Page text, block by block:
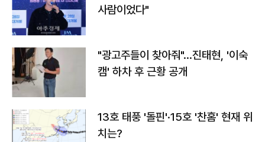
사람이었다"
"광고주들이 찾아줘"…진태현, '이숙
캠' 하차 후 근황 공개
13호 태풍 '돌핀'·15호 '찬홈' 현재 위
치는?